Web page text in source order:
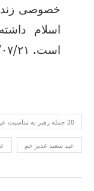
خصوصى
اسلام
است. ۱۳۹۳/۰۷/۲۱
20 جمله رهبر به مناسبت عید غدیر
عید سعید غدیر خم